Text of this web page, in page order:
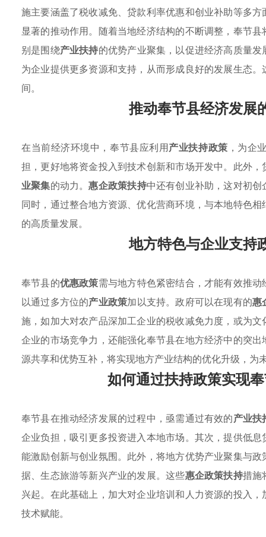
施主要涵盖了税收减免、贷款利率优惠和创业补助等多
显著的推动作用。随着当地经济结构的不断调整，奉节
别是围绕产业扶持的优势产业聚集，以促进经济高质量
为企业提供更多资源和支持，从而形成良好的发展生态
间。
推动奉节县经济发展
在当前经济环境中，奉节县应利用产业扶持政策 ，为企
担，更好地将资金投入到技术创新和市场开发中。此外
业聚集的动力。惠企政策扶持中还有创业补助，这对初
同时，通过整合地方资源、优化营商环境，与本地特色
的高质量发展。
地方特色与企业支持
奉节县的优惠政策需与地方特色紧密结合，才能有效推
以通过多方位的产业政策加以支持。政府可以在现有的惠
施，如加大对农产品深加工企业的税收减免力度，或为
企业的市场竞争力，还能强化奉节县在地方经济中的突
源共享和优势互补，将实现地方产业结构的优化升级，为
如何通过扶持政策实现
奉节县在推动经济发展的过程中，亟需通过有效的产业扶
企业负担，吸引更多投资进入本地市场。其次，提供低
能激励创新与创业氛围。此外，将地方优势产业聚集与
据、生态旅游等新兴产业的发展。这些惠企政策扶持措施
兴起。在此基础上，加大对企业培训和人力资源的投入
技术赋能。